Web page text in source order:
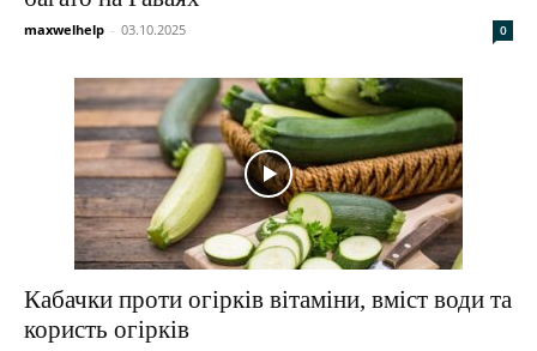
maxwelhelp - 03.10.2025 0
Кабачки проти огірків вітаміни, вміст води та
користь огірків